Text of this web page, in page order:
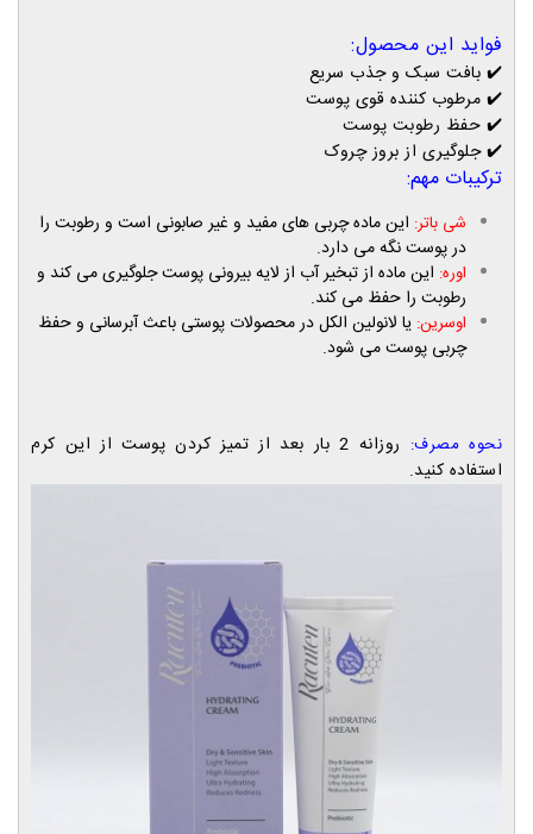
فواید این محصول:
✔️ بافت سبک و جذب سریع
✔️ مرطوب کننده قوی پوست
✔️ حفظ رطوبت پوست
✔️جلوگیری از بروز چروک
ترکیبات مهم:
شی باتر: این ماده چربی های مفید و غیر صابونی است و رطوبت را
در پوست نگه می دارد.
اوره: این ماده از تبخیر آب از لایه بیرونی پوست جلوگیری می کند و
رطوبت را حفظ می کند.
اوسرین: یا لانولین الکل در محصولات پوستی باعث آبرسانی و حفظ
چربی پوست می شود.
نحوه مصرف:
روزانه 2 بار بعد از تمیز کردن پوست از این کرم
استفاده کنید.